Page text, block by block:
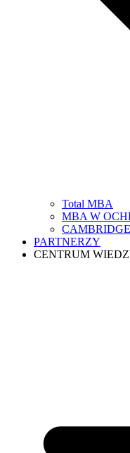
Total MBA
MBA W
PARTNERZY
CENTRUM